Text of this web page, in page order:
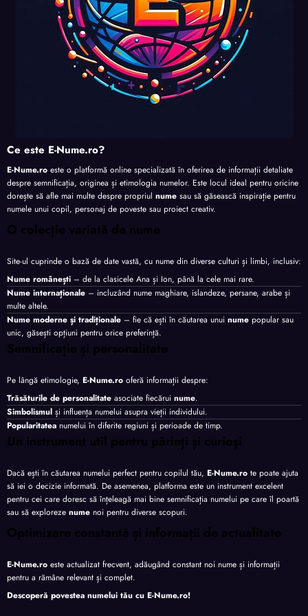
Ce este E-Nume.ro?
E-Nume.ro este o platformă online specializată în oferirea de informații detaliate
despre semnificația, originea și etimologia numelor. Este locul ideal pentru oricine
dorește să afle mai multe despre propriul nume sau să găsească inspirație pentru
numele unui copil, personaj de poveste sau proiect creativ.
O colecție variată de nume
Site-ul cuprinde o bază de date vastă, cu nume din diverse culturi și limbi, inclusiv:
Nume românești – de la clasicele Ana și Ion, până la cele mai rare.
Nume internaționale – incluzând nume maghiare, islandeze, persane, arabe și
multe altele.
Nume moderne și tradiționale – fie că ești în căutarea unui nume popular sau
unic, găsești opțiuni pentru orice preferință.
Semnificație și personalitate
Pe lângă etimologie, E-Nume.ro oferă informații despre:
Trăsăturile de personalitate asociate fiecărui nume.
Simbolismul și influența numelui asupra vieții individului.
Popularitatea numelui în diferite regiuni și perioade de timp.
Un instrument util pentru părinți și curioși
Dacă ești în căutarea numelui perfect pentru copilul tău, E-Nume.ro te poate ajuta
să iei o decizie informată. De asemenea, platforma este un instrument excelent
pentru cei care doresc să înțeleagă mai bine semnificația numelui pe care îl poartă
sau să exploreze nume noi pentru diverse scopuri.
Optimizare constantă și informații de actualitate
E-Nume.ro este actualizat frecvent, adăugând constant noi nume și informații
pentru a rămâne relevant și complet.
Descoperă povestea numelui tău cu E-Nume.ro!